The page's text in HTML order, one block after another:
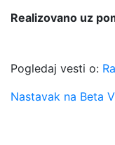
Realizovano uz
Pogledaj vesti o:
Nastavak na Beta